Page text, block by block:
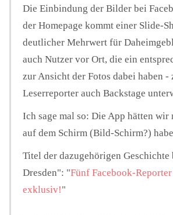
Die Einbindung der Bilder bei
der Homepage kommt einer Slide-
deutlicher Mehrwert für
auch Nutzer vor Ort, die ein
zur Ansicht der Fotos dabei haben -
Leserreporter auch Backstage
Ich sage mal so: Die App hätten wir
auf dem Schirm (Bild-Schirm?)
Titel der dazugehörigen
Dresden": "Fünf Facebook-
exklusiv!"